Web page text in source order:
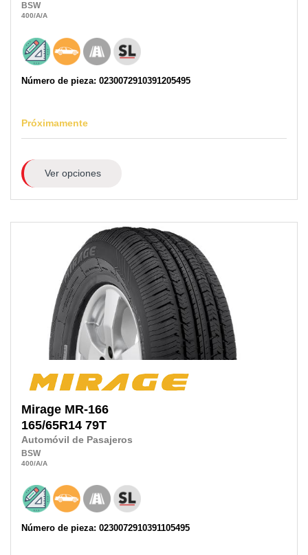
BSW
400/A/A
Número de pieza: 0230072910391205495
Próximamente
Ver opciones
Mirage MR-166
165/65R14 79T
Automóvil de Pasajeros
BSW
400/A/A
Número de pieza: 0230072910391105495